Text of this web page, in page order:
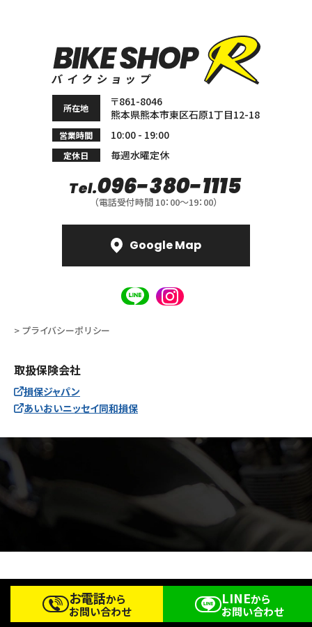
お電話から
お問い合わせ
LINEから
お問い合わせ
所在地
〒861-8046
熊本県熊本市東区石原1丁目12-18
営業時間 10:00 - 19:00
定休日 毎週水曜定休
Tel.096-380-1115
（電話受付時間 10：00〜19：00）
Google Map
> プライバシーポリシー
取扱保険会社
損保ジャパン
あいおいニッセイ同和損保
Copyright © Bike Shop R Co.,Ltd. All Rights Reserved.